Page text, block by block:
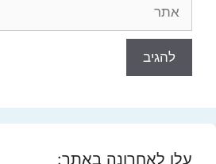
עלו לאחרונה באתר: